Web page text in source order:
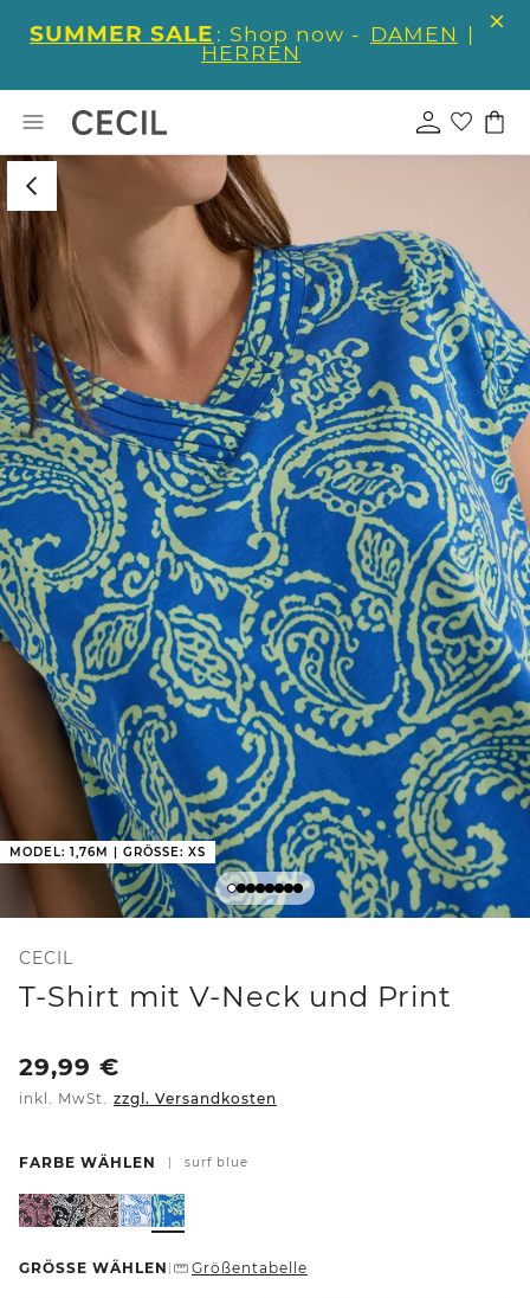
SUMMER SALE : Shop now - DAMEN |
HERREN
MODEL: 1,76M | GRÖSSE: XS
CECIL
T-Shirt mit V-Neck und Print
29,99 €
inkl. MwSt. zzgl. Versandkosten
FARBE WÄHLEN surf blue
GRÖSSE WÄHLEN Größentabelle